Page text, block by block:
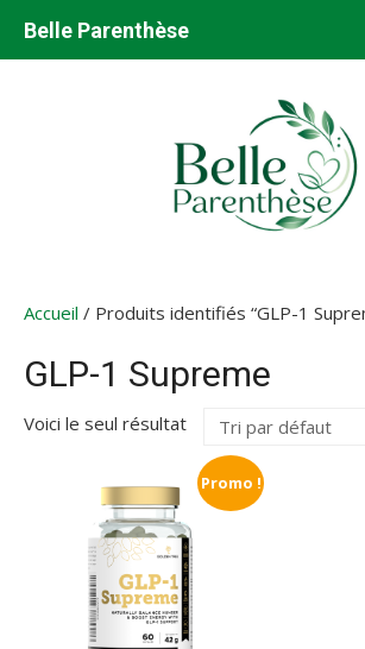
Belle Parenthèse
Accueil / Produits identifiés “GLP-1
GLP-1 Supreme
Voici le seul résultat
Promo !